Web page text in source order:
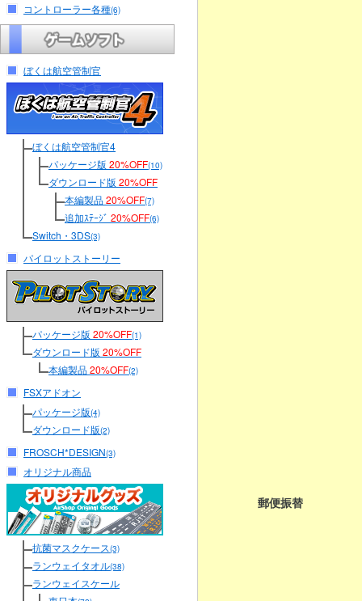
コントローラー各種(6)
ぼくは航空管制官
ぼくは航空管制官4
パッケージ版 20%OFF(10)
ダウンロード版 20%OFF
本編製品20%OFF(7)
追加ｽﾃｰｼﾞ 20%OFF(6)
Switch・3DS(3)
パイロットストーリー
パッケージ版 20%OFF(1)
ダウンロード版 20%OFF
本編製品20%OFF(2)
FSXアドオン
パッケージ版(4)
ダウンロード版(2)
FROSCH*DESIGN(3)
オリジナル商品
抗菌マスクケース(3)
ランウェイタオル(38)
ランウェイスケール
郵便振替